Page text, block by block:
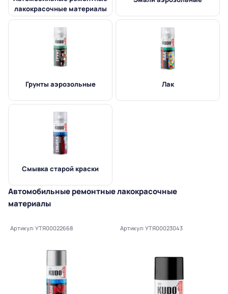
лакокрасочные материалы
Грунты аэрозольные Лак
Смывка старой краски
Автомобильные ремонтные лакокрасочные
материалы
Артикул: УТЯ00022668 Артикул: УТЯ00023043